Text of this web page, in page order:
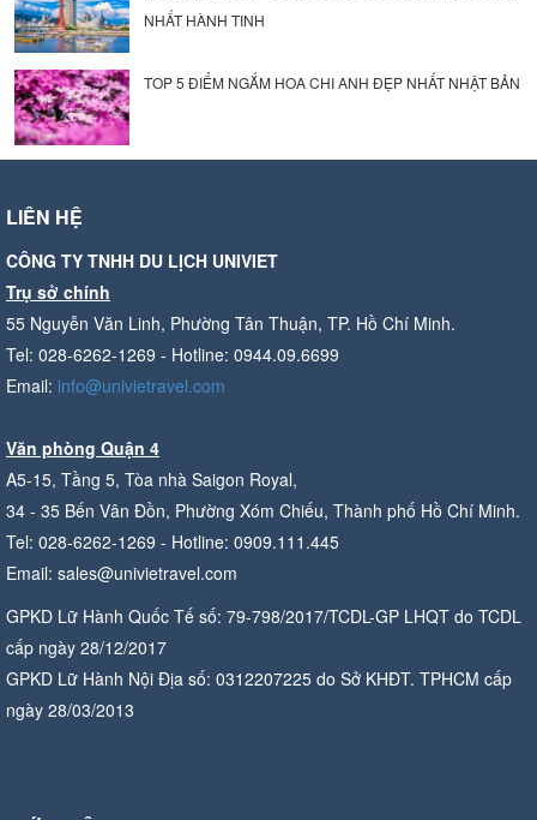
NHẤT HÀNH TINH
TOP 5 ĐIỂM NGẮM HOA CHI ANH ĐẸP NHẤT NHẬT BẢN
LIÊN HỆ
CÔNG TY TNHH DU LỊCH UNIVIET
Trụ sở chính
55 Nguyễn Văn Linh, Phường Tân Thuận, TP. Hồ Chí Minh.
Tel: 028-6262-1269 - Hotline: 0944.09.6699
Email: info@univietravel.com
Văn phòng Quận 4
A5-15, Tầng 5, Tòa nhà Saigon Royal,
34 - 35 Bến Vân Đồn, Phường Xóm Chiếu, Thành phố Hồ Chí Minh.
Tel: 028-6262-1269 - Hotline: 0909.111.445
Email: sales@univietravel.com
GPKD Lữ Hành Quốc Tế số: 79-798/2017/TCDL-GP LHQT do TCDL
cấp ngày 28/12/2017
GPKD Lữ Hành Nội Địa số: 0312207225 do Sở KHĐT. TPHCM cấp
ngày 28/03/2013